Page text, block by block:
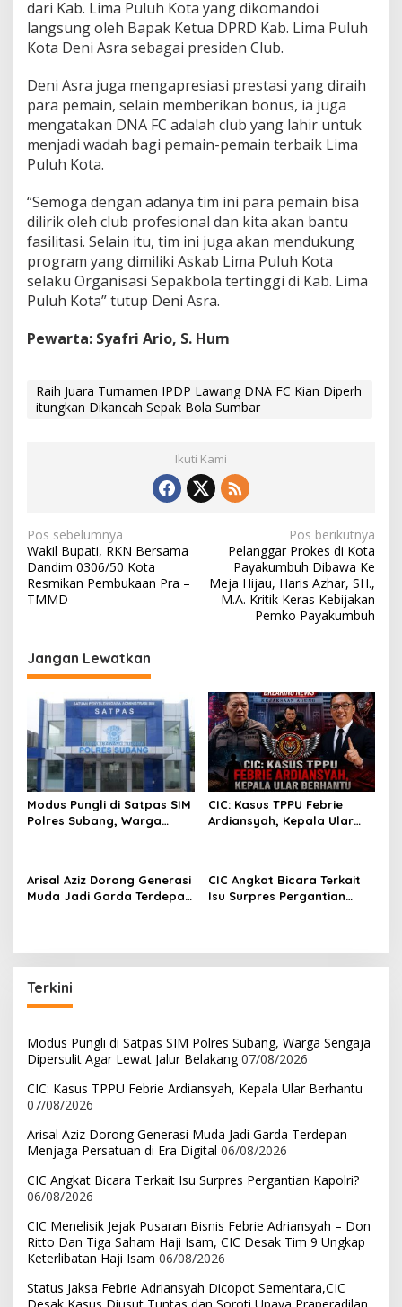
dari Kab. Lima Puluh Kota yang dikomandoi
langsung oleh Bapak Ketua DPRD Kab. Lima Puluh
Kota Deni Asra sebagai presiden Club.
Deni Asra juga mengapresiasi prestasi yang diraih
para pemain, selain memberikan bonus, ia juga
mengatakan DNA FC adalah club yang lahir untuk
menjadi wadah bagi pemain-pemain terbaik Lima
Puluh Kota.
“Semoga dengan adanya tim ini para pemain bisa
dilirik oleh club profesional dan kita akan bantu
fasilitasi. Selain itu, tim ini juga akan mendukung
program yang dimiliki Askab Lima Puluh Kota
selaku Organisasi Sepakbola tertinggi di Kab. Lima
Puluh Kota” tutup Deni Asra.
Pewarta: Syafri Ario, S. Hum
Raih Juara Turnamen IPDP Lawang DNA FC Kian Diperh
itungkan Dikancah Sepak Bola Sumbar
Ikuti Kami
N
a
v
i
a
p
o
s
Pos sebelumnya
Wakil Bupati, RKN Bersama
Dandim 0306/50 Kota
Resmikan Pembukaan Pra –
TMMD
Pos berikutnya
Pelanggar Prokes di Kota
Payakumbuh Dibawa Ke
Meja Hijau, Haris Azhar, SH.,
M.A. Kritik Keras Kebijakan
Pemko Payakumbuh
Jangan Lewatkan
Modus Pungli di Satpas SIM
Polres Subang, Warga
CIC: Kasus TPPU Febrie
Ardiansyah, Kepala Ular
Arisal Aziz Dorong Generasi
Muda Jadi Garda Terdepan
CIC Angkat Bicara Terkait
Isu Surpres Pergantian
Terkini
Modus Pungli di Satpas SIM Polres Subang, Warga Sengaja
Dipersulit Agar Lewat Jalur Belakang 07/08/2026
CIC: Kasus TPPU Febrie Ardiansyah, Kepala Ular Berhantu
07/08/2026
Arisal Aziz Dorong Generasi Muda Jadi Garda Terdepan
Menjaga Persatuan di Era Digital 06/08/2026
CIC Angkat Bicara Terkait Isu Surpres Pergantian Kapolri?
06/08/2026
CIC Menelisik Jejak Pusaran Bisnis Febrie Adriansyah – Don
Ritto Dan Tiga Saham Haji Isam, CIC Desak Tim 9 Ungkap
Keterlibatan Haji Isam 06/08/2026
Status Jaksa Febrie Adriansyah Dicopot Sementara,CIC
Desak Kasus Diusut Tuntas dan Soroti Upaya Praperadilan